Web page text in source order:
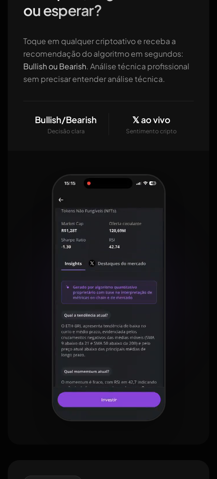
ou esperar?
Toque em qualquer criptoativo e receba a
recomendação do algoritmo em segundos:
Bullish ou Bearish. Análise técnica profissional
sem precisar entender análise técnica.
Bullish/Bearish
Decisão clara
𝕏 ao vivo
Sentimento cripto